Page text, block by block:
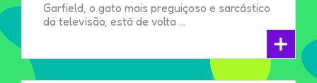
Garfield, o gato mais preguiçoso e sarcástico
da televisão, está de volta ...
+